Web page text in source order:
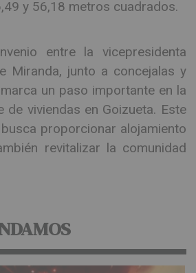
y 56,18 metros cuadrados.
entre la vicepresidenta
Miranda, junto a concejalas y
un paso importante en la
de viviendas en Goizueta. Este
proporcionar alojamiento
revitalizar la comunidad